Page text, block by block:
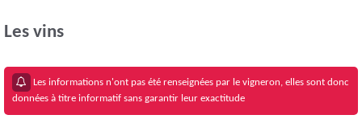
Les vins
Les informations n'ont pas été renseignées par le vigneron, elles sont donc
données à titre informatif sans garantir leur exactitude